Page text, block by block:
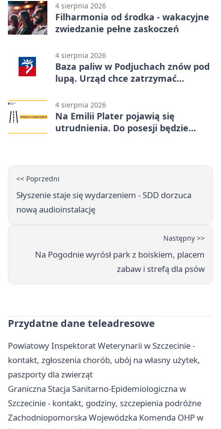
4 sierpnia 2026
Filharmonia od środka - wakacyjne
zwiedzanie pełne zaskoczeń
4 sierpnia 2026
Baza paliw w Podjuchach znów pod
lupą. Urząd chce zatrzymać
4 sierpnia 2026
Na Emilii Plater pojawią się
utrudnienia. Do posesji będzie
<< Poprzedni
Słyszenie staje się wydarzeniem - SDD dorzuca
nową audioinstalację
Następny >>
Na Pogodnie wyrósł park z boiskiem, placem
zabaw i strefą dla psów
Przydatne dane teleadresowe
Powiatowy Inspektorat Weterynarii w Szczecinie -
kontakt, zgłoszenia chorób, ubój na własny użytek,
paszporty dla zwierząt
Graniczna Stacja Sanitarno-Epidemiologiczna w
Szczecinie - kontakt, godziny, szczepienia podróżne
Zachodniopomorska Wojewódzka Komenda OHP w